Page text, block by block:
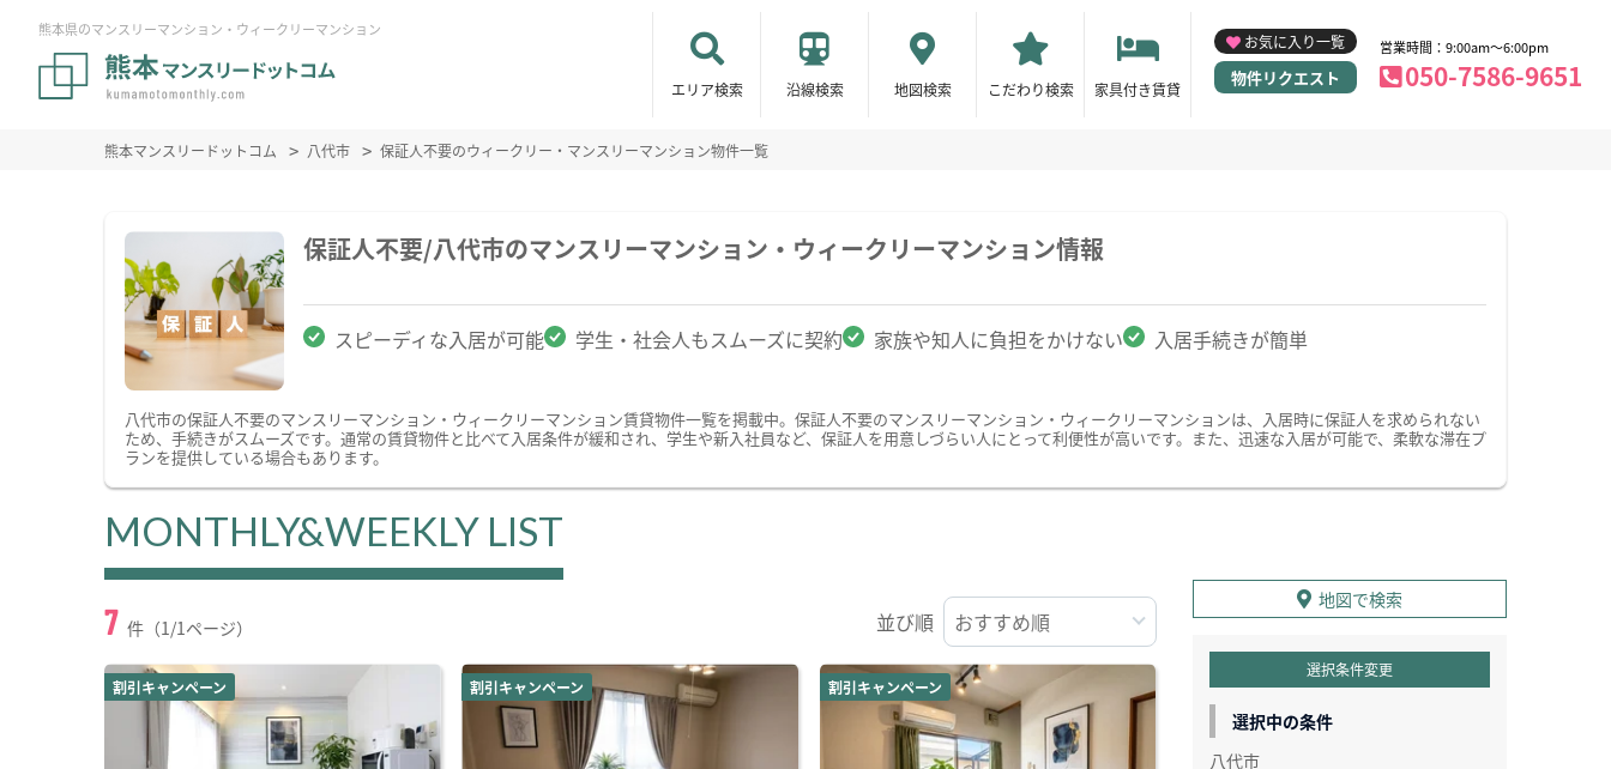
熊本県のマンスリーマンション・ウィークリーマンション
エリア検索 沿線検索 地図検索 こだわり検索 家具付き賃貸
お気に入り一覧
物件リクエスト
営業時間：9:00am～6:00pm
050-7586-9651
熊本マンスリードットコム 八代市 保証人不要のウィークリー・マンスリーマンション物件一覧
保証人不要/八代市のマンスリーマンション・ウィークリーマンション情報
スピーディな入居が可能 学生・社会人もスムーズに契約 家族や知人に負担をかけない 入居手続きが簡単
八代市の保証人不要のマンスリーマンション・ウィークリーマンション賃貸物件一覧を掲載中。保証人不要のマンスリーマンション・ウィークリーマンションは、入居時に保証人を求められない
ため、手続きがスムーズです。通常の賃貸物件と比べて入居条件が緩和され、学生や新入社員など、保証人を用意しづらい人にとって利便性が高いです。また、迅速な入居が可能で、柔軟な滞在プ
ランを提供している場合もあります。
MONTHLY&WEEKLY LIST
7 件（1/1ページ） 並び順
割引キャンペーン 割引キャンペーン 割引キャンペーン
地図で検索
選択条件変更
選択中の条件
八代市